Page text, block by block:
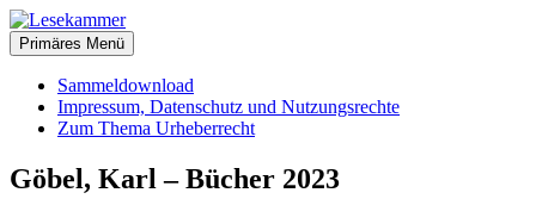
Zum
Inhalt
springen
Lesekammer
christliche Bücher zum kostenlosen Download
Primäres Menü
Sammeldownload
Impressum, Datenschutz und Nutzungsrechte
Zum Thema Urheberrecht
Göbel, Karl – Bücher 2023